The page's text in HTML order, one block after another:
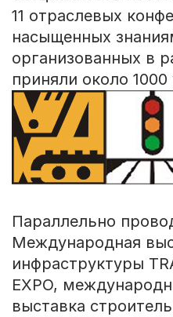
11 отраслевых
насыщенных
организованных в
приняли около 1000
Параллельно
Международная
инфраструктуры
EXPO,
выставка